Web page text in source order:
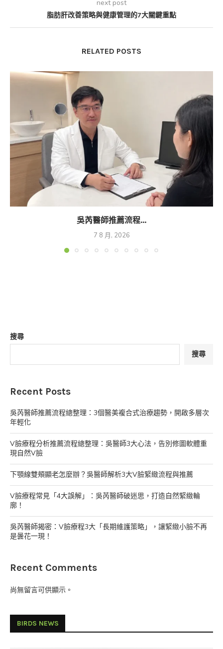
next post
脂肪肝改善策略與健康管理的7大關鍵重點
RELATED POSTS
吳芮醫師推薦流程...
7 8 月, 2026
搜尋
搜尋
Recent Posts
吳芮醫師推薦流程總整理：3個醫美複合式治療趨勢，開啟多層次
年輕化
V臉療程分析推薦流程總整理：吳醫師3大心法，告別修圖軟體重
現自然V臉
下顎線雙頰顯老怎麼辦？吳醫師解析3大V臉緊緻流程與推薦
V臉療程常見「4大誤解」：吳芮醫師破迷思，打造自然緊緻輪
廓！
吳芮醫師揭密：V臉療程3大「長期維護策略」，讓緊緻小臉不再
是曇花一現！
Recent Comments
尚無留言可供顯示。
BIRDS NEWS